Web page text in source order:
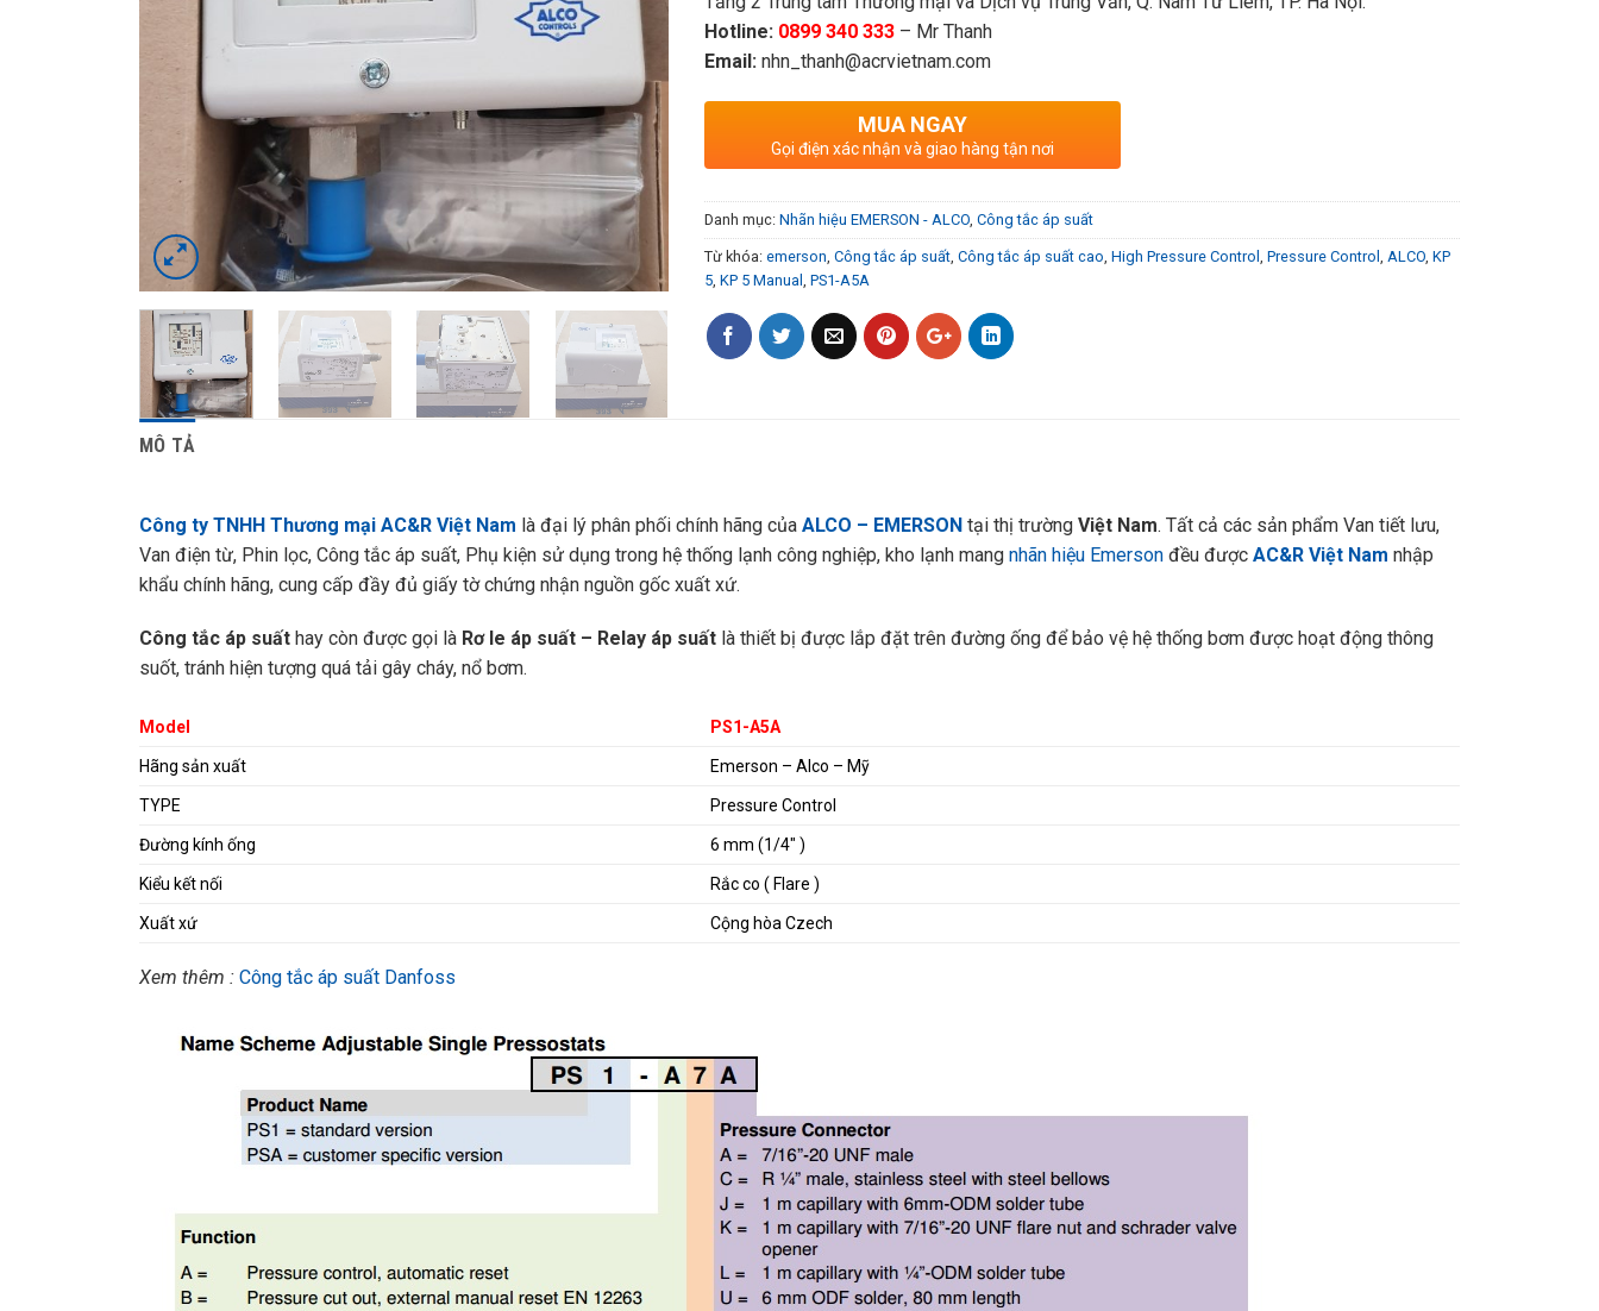
Hotline: 0899 340 333 – Mr Thanh
Email: nhn_thanh@acrvietnam.com
MUA NGAY
Gọi điện xác nhận và giao hàng tận nơi
Danh mục: Nhãn hiệu EMERSON - ALCO Công tắc áp suất
Từ khóa: emerson Công tắc áp suất Công tắc áp suất cao High Pressure Control Pressure Control ALCO KP
5 KP 5 Manual PS1-A5A
MÔ TẢ
Công ty TNHH Thương mại AC&R Việt Nam là đại lý phân phối chính hãng của ALCO – EMERSON tại thị trường Việt Nam. Tất cả các sản phẩm Van tiết lưu,
Van điện từ, Phin lọc, Công tắc áp suất, Phụ kiện sử dụng trong hệ thống lạnh công nghiệp, kho lạnh mang nhãn hiệu Emerson đều được AC&R Việt Nam nhập
khẩu chính hãng, cung cấp đầy đủ giấy tờ chứng nhận nguồn gốc xuất xứ.
Công tắc áp suất hay còn được gọi là Rơ le áp suất – Relay áp suất là thiết bị được lắp đặt trên đường ống để bảo vệ hệ thống bơm được hoạt động thông
suốt, tránh hiện tượng quá tải gây cháy, nổ bơm.
Model PS1-A5A
Hãng sản xuất Emerson – Alco – Mỹ
TYPE Pressure Control
Đường kính ống 6 mm (1/4″ )
Kiểu kết nối Rắc co ( Flare )
Xuất xứ Cộng hòa Czech
Xem thêm : Công tắc áp suất Danfoss